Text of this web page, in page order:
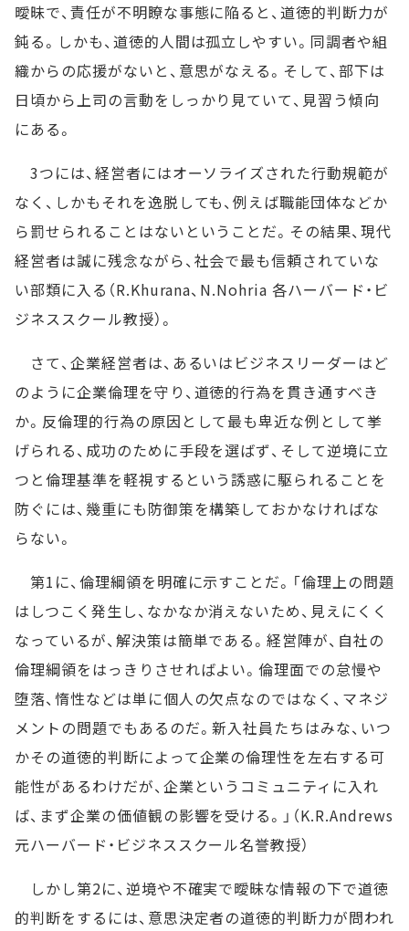
曖昧で、責任が不明瞭な事態に陥ると、道徳的判断力が
鈍る。しかも、道徳的人間は孤立しやすい。同調者や組
織からの応援がないと、意思がなえる。そして、部下は
日頃から上司の言動をしっかり見ていて、見習う傾向
にある。
3つには、経営者にはオーソライズされた行動規範が
なく、しかもそれを逸脱しても、例えば職能団体などか
ら罰せられることはないということだ。その結果、現代
経営者は誠に残念ながら、社会で最も信頼されていな
い部類に入る（R.Khurana、N.Nohria 各ハーバード・ビ
ジネススクール教授）。
さて、企業経営者は、あるいはビジネスリーダーはど
のように企業倫理を守り、道徳的行為を貫き通すべき
か。反倫理的行為の原因として最も卑近な例として挙
げられる、成功のために手段を選ばず、そして逆境に立
つと倫理基準を軽視するという誘惑に駆られることを
防ぐには、幾重にも防御策を構築しておかなければな
らない。
第1に、倫理綱領を明確に示すことだ。「倫理上の問題
はしつこく発生し、なかなか消えないため、見えにくく
なっているが、解決策は簡単である。経営陣が、自社の
倫理綱領をはっきりさせればよい。倫理面での怠慢や
堕落、惰性などは単に個人の欠点なのではなく、マネジ
メントの問題でもあるのだ。新入社員たちはみな、いつ
かその道徳的判断によって企業の倫理性を左右する可
能性があるわけだが、企業というコミュニティに入れ
ば、まず企業の価値観の影響を受ける。」（K.R.Andrews
元ハーバード・ビジネススクール名誉教授）
しかし第2に、逆境や不確実で曖昧な情報の下で道徳
的判断をするには、意思決定者の道徳的判断力が問われ